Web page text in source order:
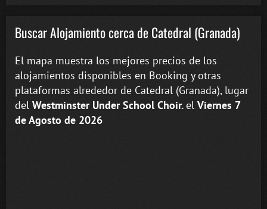
Buscar Alojamiento cerca de Catedral (Granada)
El mapa muestra los mejores precios de los
alojamientos disponibles en Booking y otras
plataformas alrededor de Catedral (Granada), lugar
del Westminster Under School Choir.el Viernes 7
de Agosto de 2026